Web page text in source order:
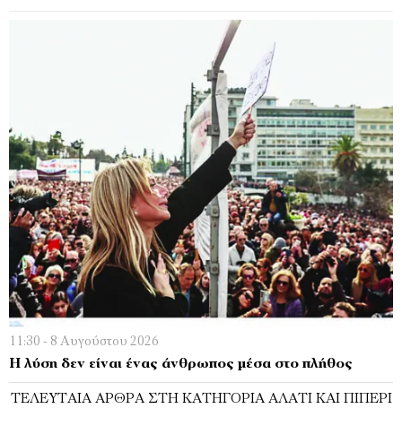
11:30 - 8 Αυγούστου 2026
Η λύση δεν είναι ένας άνθρωπος μέσα στο πλήθος
ΤΕΛΕΥΤΑΊΑ ΆΡΘΡΑ ΣΤΗ ΚΑΤΗΓΟΡΊΑ ΑΛΆΤΙ ΚΑΙ ΠΙΠΈΡΙ